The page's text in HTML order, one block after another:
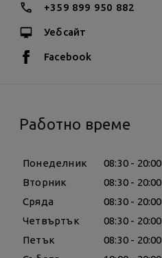
+359 899 950 882
Уебсайт
Facebook
Работно време
Понеделник
08:30 - 20:00
Вторник
08:30 - 20:00
Сряда
08:30 - 20:00
Четвъртък
08:30 - 20:00
Петък
08:30 - 20:00